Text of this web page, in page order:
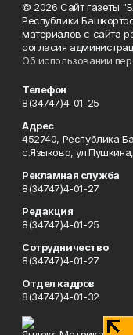
© 2026 Сайт газеты
Республики
материалов с сайта
согласия
Об использовании
Телефон
8(34747)4-01-25
Адрес
452740, Республика
с.Языково,
Рекламная служба
8(34747)4-01-27
Редакция
8(34747)4-01-25
Сотрудничество
8(34747)4-01-27
Отдел кадров
8(34747)4-01-32